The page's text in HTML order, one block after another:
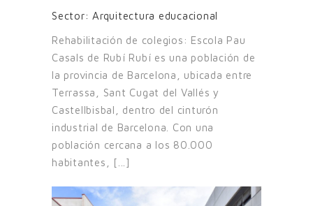
Sector: Arquitectura educacional
Rehabilitación de colegios: Escola Pau
Casals de Rubí Rubí es una población de
la provincia de Barcelona, ubicada entre
Terrassa, Sant Cugat del Vallés y
Castellbisbal, dentro del cinturón
industrial de Barcelona. Con una
población cercana a los 80.000
habitantes, [...]